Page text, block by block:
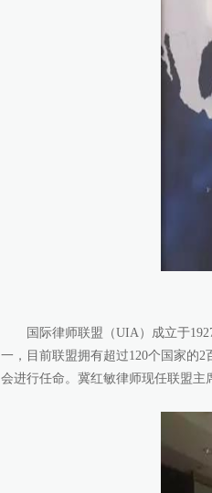
国际律师联盟（UIA）成立于
一，目前联盟拥有超过120个国家的
会进行任命。冀红敏律师现任联盟主